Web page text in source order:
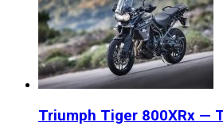
Triumph Tiger 800XRx —